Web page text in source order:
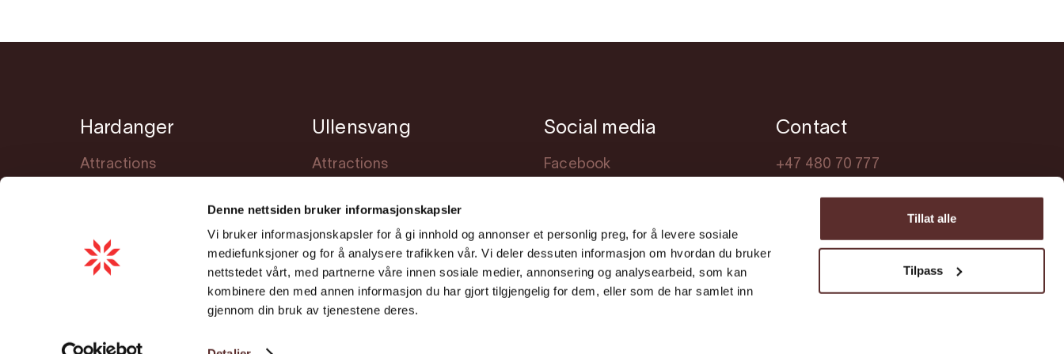
Denne nettsiden bruker informasjonskapsler
Vi bruker informasjonskapsler for å gi innhold og annonser et personlig preg, for å levere sosiale
mediefunksjoner og for å analysere trafikken vår. Vi deler dessuten informasjon om hvordan du bruker
nettstedet vårt, med partnerne våre innen sosiale medier, annonsering og analysearbeid, som kan
kombinere den med annen informasjon du har gjort tilgjengelig for dem, eller som de har samlet inn
gjennom din bruk av tjenestene deres.
Tillat alle
Tilpass
Hardanger
Attractions
Meet Hardanger
Planning
Ullensvang
Attractions
Events
Planning
Social media
Facebook
Contact
+47 480 70 777